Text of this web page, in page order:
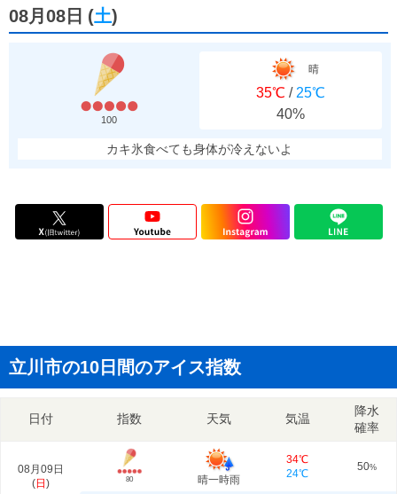
08月08日 (土)
100
晴
35℃ / 25℃
40%
カキ氷食べても身体が冷えないよ
立川市の10日間のアイス指数
日付 指数 天気 気温
降水
確率
08月09日
(日 ) 80 晴一時雨
34℃
24℃
50%